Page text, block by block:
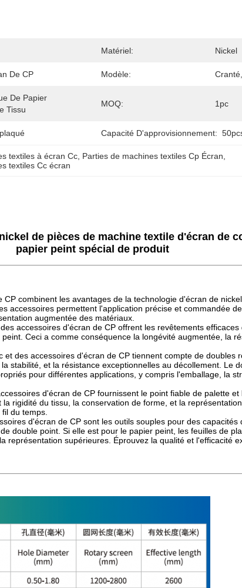
Matériel: Nickel
De CP Modèle:
De Papier
Tissu
MOQ: 1pc
Capacité D'approvisionnement:
textiles à écran Cc, Parties de machines textiles Cp Écran
textiles Cc écran
de pièces de machine textile d'écran de
papier peint spécial de produit
combinent les avantages de la technologie d'écran de
accessoires permettent l'application précise et commandée
augmentée des matériaux.
accessoires d'écran de CP offrent les revêtements
Ceci a comme conséquence la longévité augmentée, la
des accessoires d'écran de CP tiennent compte de doubles
stabilité, et la résistance exceptionnelles au décollement. Le
pour différentes applications, y compris l'emballage, la
d'écran de CP fournissent le point fiable de palette
rigidité du tissu, la conservation de forme, et la
du temps.
d'écran de CP sont les outils souples pour des
double point. Si elle est pour le papier peint, les feuilles de
représentation supérieures. Éprouvez la qualité et l'efficacité